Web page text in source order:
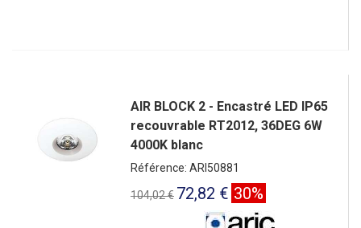
AIR BLOCK 2 - Encastré LED IP65
recouvrable RT2012, 36DEG 6W
4000K blanc
Référence: ARI50881
104,02 € 72,82 € 30%